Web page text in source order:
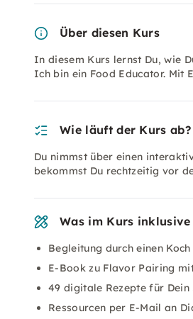
Über diesen Kurs
In diesem Kurs lernst Du, wie
Ich bin ein Food Educator. Mit
Wie läuft der Kurs ab?
Du nimmst über einen
bekommst Du rechtzeitig vor
Was im Kurs
Begleitung durch einen
E-Book zu Flavor Pairing
49 digitale Rezepte für Dein
Ressourcen per E-Mail an